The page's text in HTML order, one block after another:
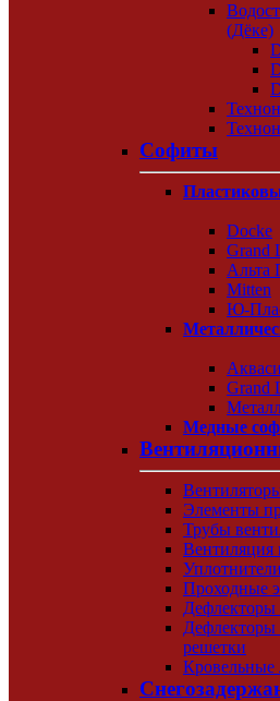
(Дёке)
Софиты
Docke
Grand
Альта
Mitten
Ю-
Grand
Медные
Элементы
Трубы
Вентиляция
Проходные
Дефлекторы
Дефлекторы
решетки